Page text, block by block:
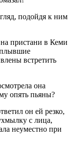
подойдя к ним
пристани в Кеми
встретить
она
опять пьяны?
он ей резко,
с лица,
неуместно при